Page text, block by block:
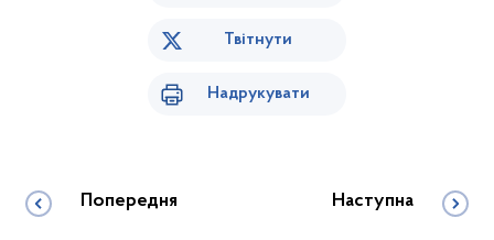
Твітнути
Надрукувати
Попередня Наступна